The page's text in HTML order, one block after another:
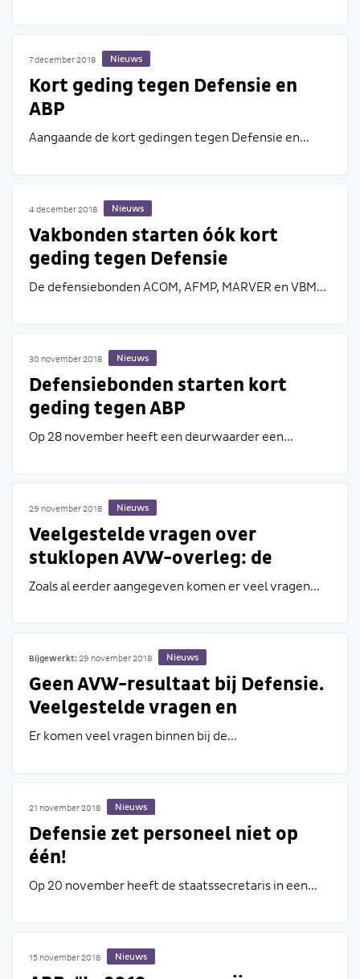
7 december 2018 Nieuws
Kort geding tegen Defensie en
ABP
Aangaande de kort gedingen tegen Defensie en...
4 december 2018 Nieuws
Vakbonden starten óók kort
geding tegen Defensie
De defensiebonden ACOM, AFMP, MARVER en VBM...
30 november 2018 Nieuws
Defensiebonden starten kort
geding tegen ABP
Op 28 november heeft een deurwaarder een...
29 november 2018 Nieuws
Veelgestelde vragen over
stuklopen AVW-overleg: de
militaire pensioenregeling
Zoals al eerder aangegeven komen er veel vragen...
Bijgewerkt:29 november 2018 Nieuws
Geen AVW-resultaat bij Defensie.
Veelgestelde vragen en
antwoorden
Er komen veel vragen binnen bij de...
21 november 2018 Nieuws
Defensie zet personeel niet op
één!
Op 20 november heeft de staatssecretaris in een...
15 november 2018 Nieuws